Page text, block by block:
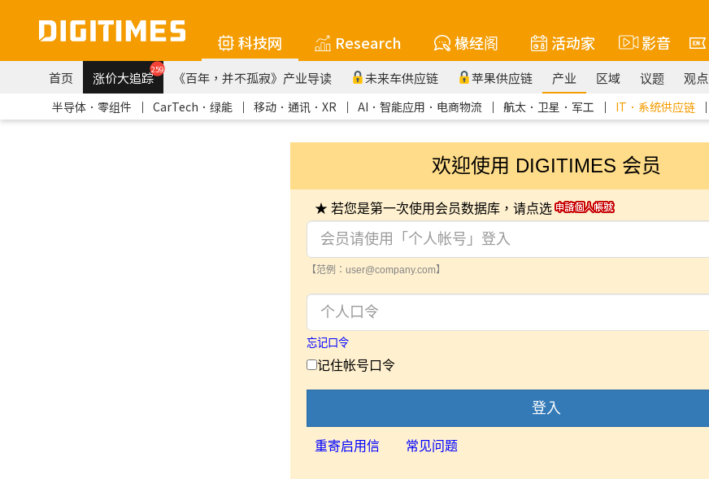
科技网 Research 椽经阁 活动家 影音
首页 涨价大追踪259 《百年，并不孤寂》产业导读 未来车供应链 苹果供应链 产业 区域 议题 观点
半导体．零组件 ｜ CarTech．绿能 ｜ 移动．通讯．XR ｜ AI．智能应用．电商物流 ｜ 航太．卫星．军工 ｜ IT．系统供应链 ｜
欢迎使用 DIGITIMES 会员
★ 若您是第一次使用会员数据库，请点选
【范例：user@company.com】
忘记口令
记住帐号口令
登入
重寄启用信 常见问题